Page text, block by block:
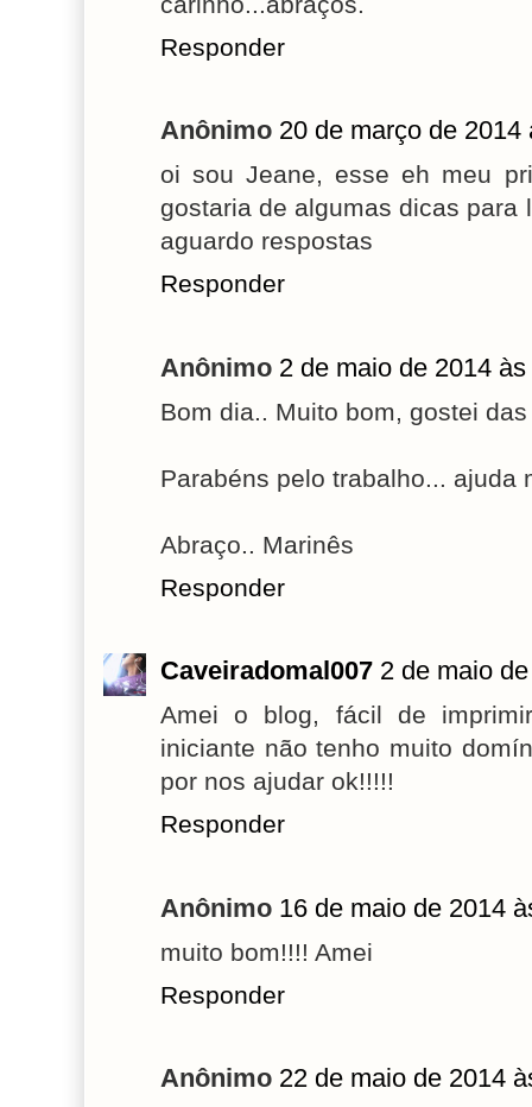
Responder
Anônimo 20 de março de 2014
oi sou Jeane, esse eh meu
gostaria de algumas dicas para
aguardo respostas
Responder
Anônimo 2 de maio de 2014
Bom dia.. Muito bom, gostei
Parabéns pelo trabalho... ajuda
Abraço.. Marinês
Responder
Caveiradomal007 2 de maio
Amei o blog, fácil de
iniciante não tenho muito
por nos ajudar ok!!!!!
Responder
Anônimo 16 de maio de 2014
muito bom!!!! Amei
Responder
Anônimo 22 de maio de 2014